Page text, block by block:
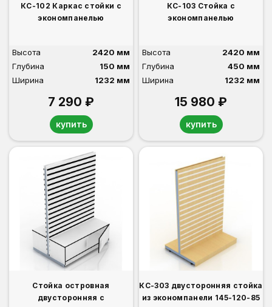
КС-102 Каркас стойки с
экономпанелью
Высота
2420 мм
Глубина
150 мм
Ширина
1232 мм
7 290 ₽
купить
КС-103 Стойка с
экономпанелью
Высота
2420 мм
Глубина
450 мм
Ширина
1232 мм
15 980 ₽
купить
Стойка островная
двусторонняя с
КС-303 двусторонняя стойка
из экономпанели 145-120-85